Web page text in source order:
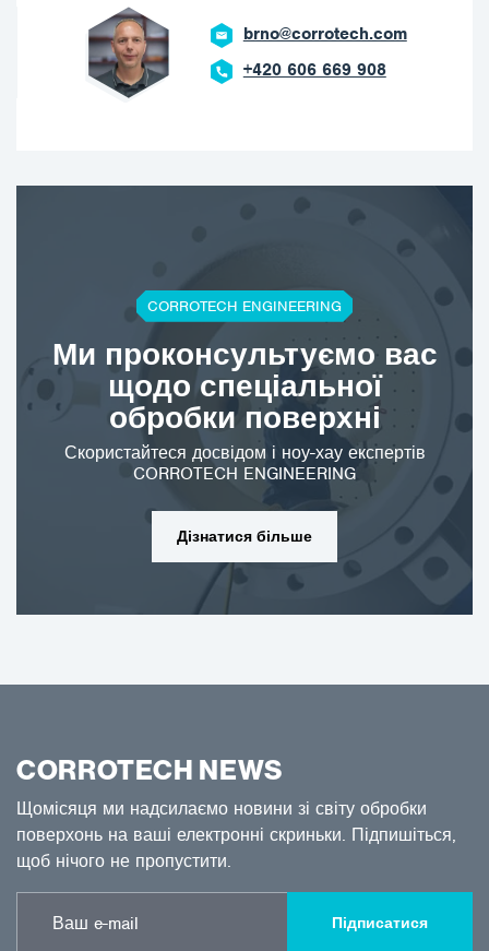
brno@corrotech.com
+420 606 669 908
CORROTECH ENGINEERING
Ми проконсультуємо вас
щодо спеціальної
обробки поверхні
Скористайтеся досвідом і ноу-хау експертів
CORROTECH ENGINEERING
Дізнатися більше
CORROTECH NEWS
Щомісяця ми надсилаємо новини зі світу обробки
поверхонь на ваші електронні скриньки. Підпишіться,
щоб нічого не пропустити.
Підписатися